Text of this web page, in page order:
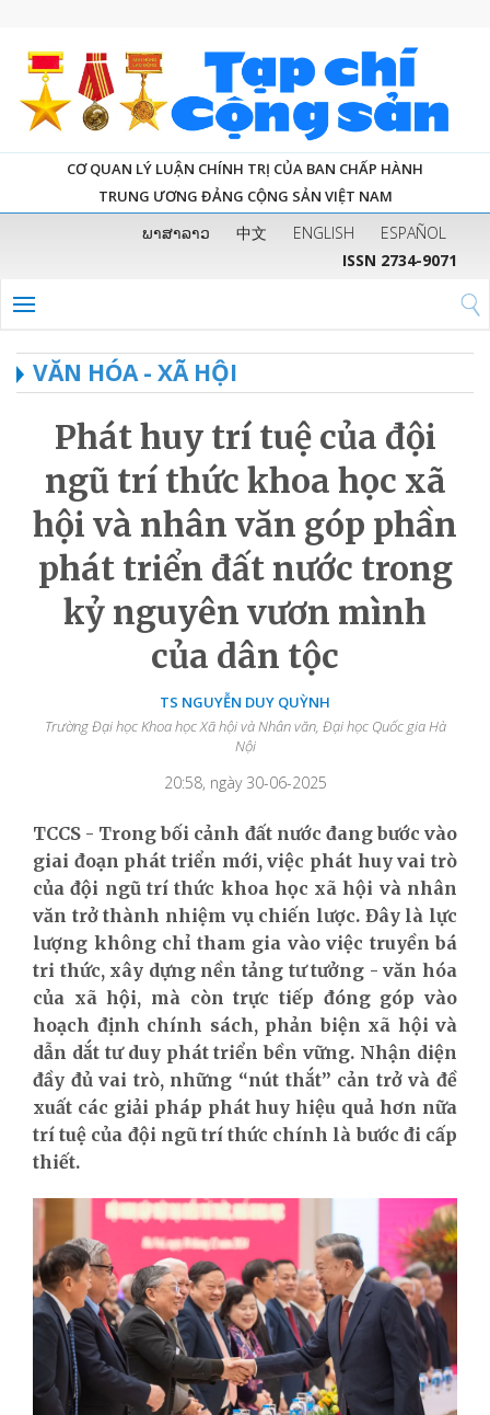
CƠ QUAN LÝ LUẬN CHÍNH TRỊ CỦA BAN CHẤP HÀNH
TRUNG ƯƠNG ĐẢNG CỘNG SẢN VIỆT NAM
ພາສາລາວ 中文 ENGLISH
ESPAÑOL
ISSN 2734-9071
VĂN HÓA - XÃ HỘI
Phát huy trí tuệ của đội
ngũ trí thức khoa học xã
hội và nhân văn góp phần
phát triển đất nước trong
kỷ nguyên vươn mình
của dân tộc
TS NGUYỄN DUY QUỲNH
Trường Đại học Khoa học Xã hội và Nhân văn, Đại học Quốc gia Hà
Nội
20:58, ngày 30-06-2025
TCCS - Trong bối cảnh đất nước đang bước vào
giai đoạn phát triển mới, việc phát huy vai trò
của đội ngũ trí thức khoa học xã hội và nhân
văn trở thành nhiệm vụ chiến lược. Đây là lực
lượng không chỉ tham gia vào việc truyền bá
tri thức, xây dựng nền tảng tư tưởng - văn hóa
của xã hội, mà còn trực tiếp đóng góp vào
hoạch định chính sách, phản biện xã hội và
dẫn dắt tư duy phát triển bền vững. Nhận diện
đầy đủ vai trò, những “nút thắt” cản trở và đề
xuất các giải pháp phát huy hiệu quả hơn nữa
trí tuệ của đội ngũ trí thức chính là bước đi cấp
thiết.